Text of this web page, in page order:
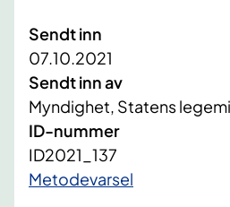
Sendt inn
07.10.2021
Sendt inn av
Myndighet, Statens
ID-nummer
ID2021_137
​Metodevarsel